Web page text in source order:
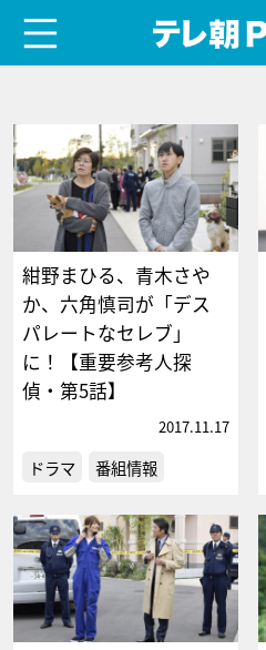
紺野まひる、青木さや
か、六角慎司が「デス
パレートなセレブ」
に！【重要参考人探
偵・第5話】
2017.11.17
ドラマ 番組情報